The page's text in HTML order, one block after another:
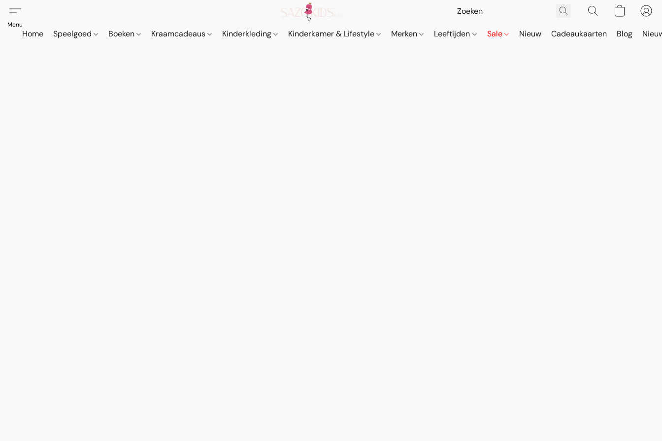
Home Speelgoed Boeken Kraamcadeaus Kinderkleding Kinderkamer & Lifestyle Merken Leeftijden Sale Nieuw Cadeaukaarten Blog